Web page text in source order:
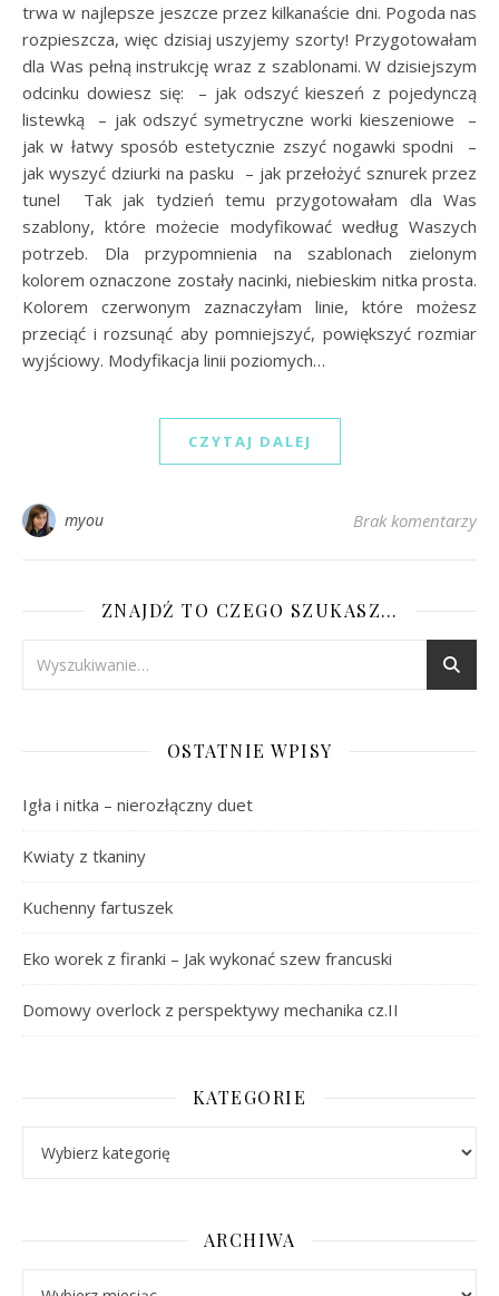
trwa w najlepsze jeszcze przez kilkanaście dni. Pogoda nas
rozpieszcza, więc dzisiaj uszyjemy szorty! Przygotowałam
dla Was pełną instrukcję wraz z szablonami. W dzisiejszym
odcinku dowiesz się: – jak odszyć kieszeń z pojedynczą
listewką – jak odszyć symetryczne worki kieszeniowe –
jak w łatwy sposób estetycznie zszyć nogawki spodni –
jak wyszyć dziurki na pasku – jak przełożyć sznurek przez
tunel Tak jak tydzień temu przygotowałam dla Was
szablony, które możecie modyfikować według Waszych
potrzeb. Dla przypomnienia na szablonach zielonym
kolorem oznaczone zostały nacinki, niebieskim nitka prosta.
Kolorem czerwonym zaznaczyłam linie, które możesz
przeciąć i rozsunąć aby pomniejszyć, powiększyć rozmiar
wyjściowy. Modyfikacja linii poziomych…
CZYTAJ DALEJ
myou Brak komentarzy
ZNAJDŹ TO CZEGO SZUKASZ…
OSTATNIE WPISY
Igła i nitka – nierozłączny duet
Kwiaty z tkaniny
Kuchenny fartuszek
Eko worek z firanki – Jak wykonać szew francuski
Domowy overlock z perspektywy mechanika cz.II
KATEGORIE
ARCHIWA